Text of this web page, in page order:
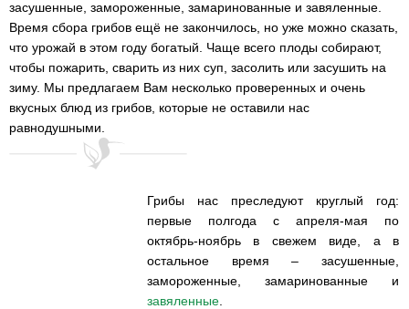
засушенные, замороженные, замаринованные и завяленные.
Время сбора грибов ещё не закончилось, но уже можно сказать,
что урожай в этом году богатый. Чаще всего плоды собирают,
чтобы пожарить, сварить из них суп, засолить или засушить на
зиму. Мы предлагаем Вам несколько проверенных и очень
вкусных блюд из грибов, которые не оставили нас
равнодушными.
Грибы нас преследуют круглый год:
первые полгода с апреля-мая по
октябрь-ноябрь в свежем виде, а в
остальное время – засушенные,
замороженные, замаринованные и
завяленные